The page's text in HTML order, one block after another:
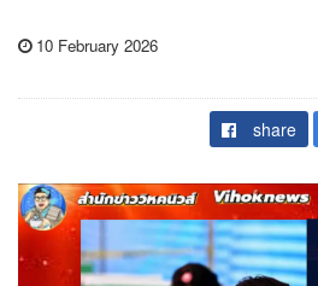
10 February 2026
share